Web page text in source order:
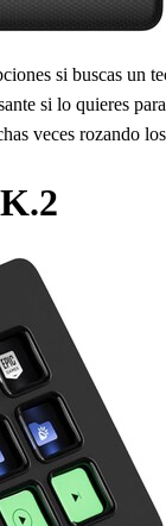
si buscas un
si lo quieres
veces rozando